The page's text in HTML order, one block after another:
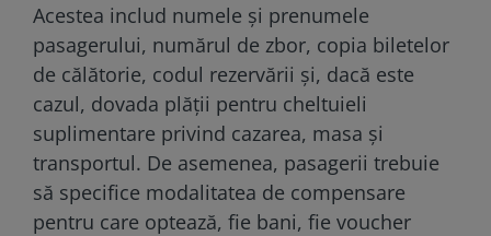
Acestea includ numele și prenumele
pasagerului, numărul de zbor, copia biletelor
de călătorie, codul rezervării și, dacă este
cazul, dovada plății pentru cheltuieli
suplimentare privind cazarea, masa și
transportul. De asemenea, pasagerii trebuie
să specifice modalitatea de compensare
pentru care optează, fie bani, fie voucher